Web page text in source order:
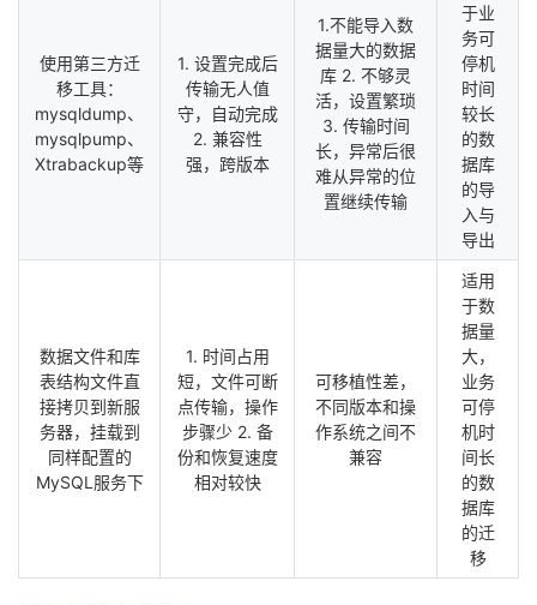
使用第三方迁
移工具：
mysqldump、
mysqlpump、
Xtrabackup等
1. 设置完成后
传输无人值
守，自动完成
2. 兼容性
强，跨版本
1.不能导入数
据量大的数据
库 2. 不够灵
活，设置繁琐
3. 传输时间
长，异常后很
难从异常的位
置继续传输
于业
务可
停机
时间
较长
的数
据库
的导
入与
导出
数据文件和库
表结构文件直
接拷贝到新服
务器，挂载到
同样配置的
MySQL服务下
1. 时间占用
短，文件可断
点传输，操作
步骤少 2. 备
份和恢复速度
相对较快
可移植性差，
不同版本和操
作系统之间不
兼容
适用
于数
据量
大，
业务
可停
机时
间长
的数
据库
的迁
移